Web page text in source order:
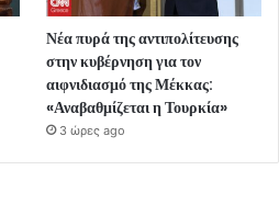
Νέα πυρά της αντιπολίτευσης
στην κυβέρνηση για τον
αιφνιδιασμό της Μέκκας:
«Αναβαθμίζεται η Τουρκία»
3 ώρες ago